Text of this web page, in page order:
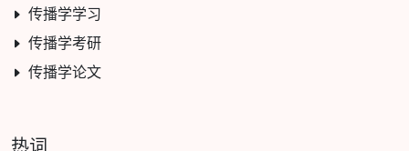
传播学学习
传播学考研
传播学论文
热词